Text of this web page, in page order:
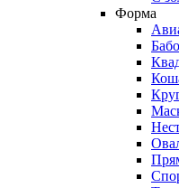
Форма